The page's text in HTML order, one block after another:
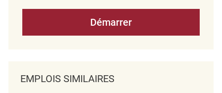
Démarrer
EMPLOIS SIMILAIRES